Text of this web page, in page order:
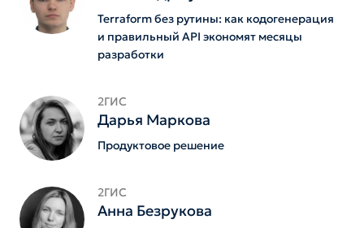
Terraform без рутины: как кодогенерация
и правильный API экономят месяцы
разработки
2ГИС
Дарья Маркова
Продуктовое решение
2ГИС
Анна Безрукова